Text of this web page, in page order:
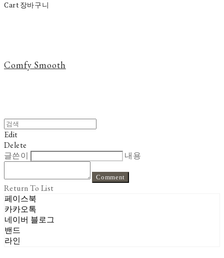
Cart장바구니
Comfy Smooth
Edit
Delete
글쓴이
내용
Comment
Return To List
페이스북
카카오톡
네이버 블로그
밴드
라인